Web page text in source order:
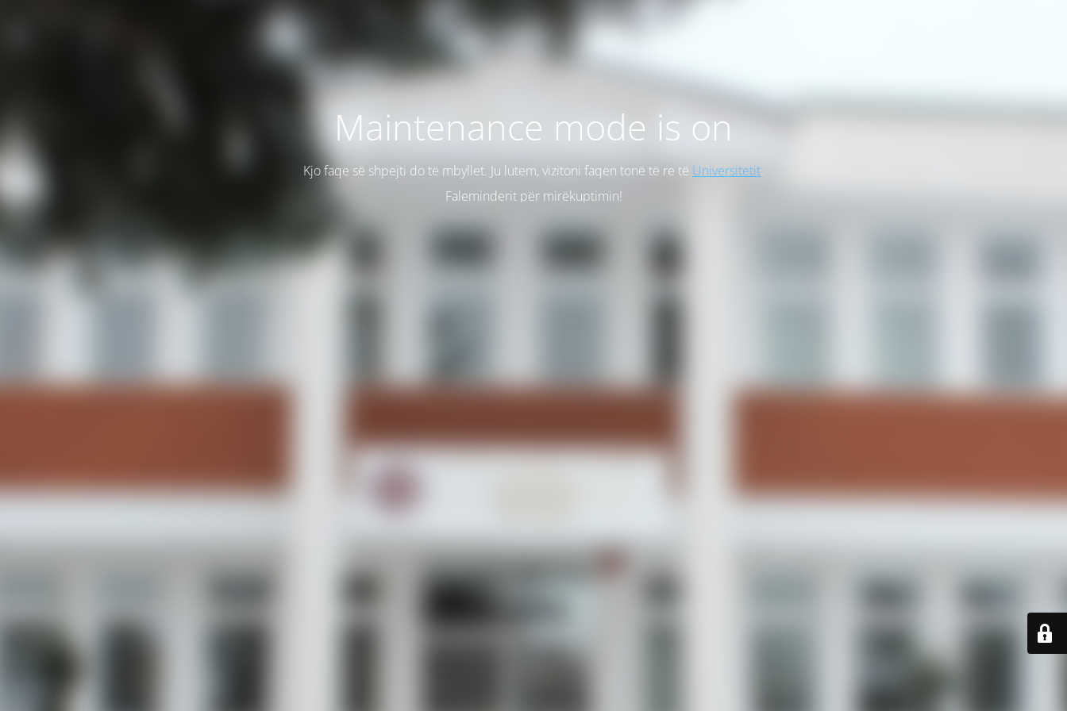
Maintenance mode is on
Kjo faqe së shpejti do të mbyllet. Ju lutem, vizitoni faqen tonë të re të Universitetit.
Faleminderit për mirëkuptimin!